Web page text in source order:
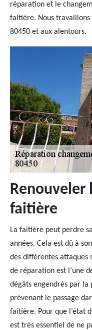
réparation et le
faitière. Nous travaillons
80450 et aux alentours.
faitière
La faitière peut perdre
années. Cela est dû à
des différentes attaques
de réparation est l’une
dégâts engendrés par
prévenant le passage
faitière. Pour que l’état
est très essentiel de ne